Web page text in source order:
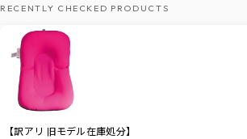
RECENTLY CHECKED PRODUCTS
【訳アリ 旧モデル在庫処分】